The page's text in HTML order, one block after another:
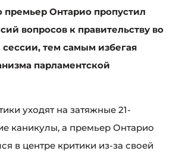
премьер Онтарио пропустил
вопросов к правительству во
тем самым избегая
парламентской
уходят на затяжные 21-
каникулы, а премьер Онтарио
в центре критики из-за своей